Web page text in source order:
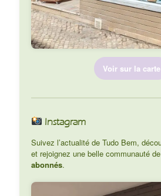
Voir sur la carte
Instagram
Suivez l’actualité de Tudo Bem,
et rejoignez une belle communauté
abonnés.